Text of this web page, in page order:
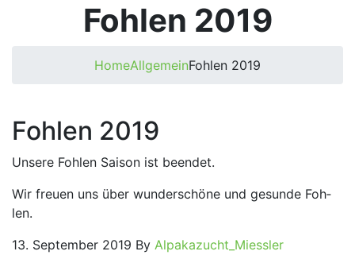
Foh­len 2019
HomeAllgemeinFoh­len 2019
Foh­len 2019
Unse­re Foh­len Sai­son ist been­det.
Wir freu­en uns über wun­der­schö­ne und gesun­de Foh­
len.
13. September 2019 By Alpakazucht_Miessler